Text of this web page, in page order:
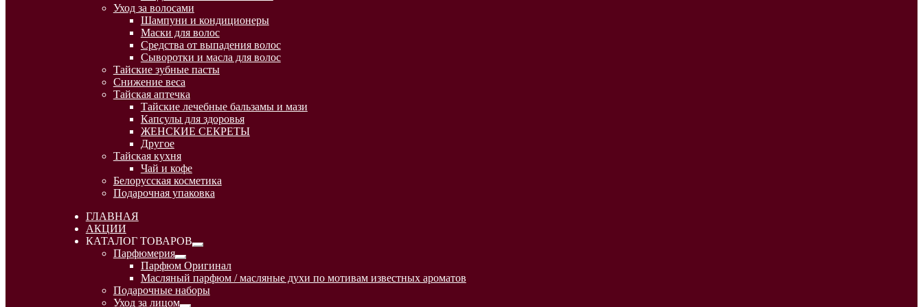
Уход за волосами
Шампуни и кондиционеры
Маски для волос
Средства от выпадения волос
Сыворотки и масла для волос
Тайские зубные пасты
Снижение веса
Тайская аптечка
Тайские лечебные бальзамы и мази
Капсулы для здоровья
ЖЕНСКИЕ СЕКРЕТЫ
Другое
Тайская кухня
Чай и кофе
Белорусская косметика
Подарочная упаковка
ГЛАВНАЯ
АКЦИИ
КАТАЛОГ ТОВАРОВ
Развернутое
меню
Парфюмерия
Развернутое
вложенное
меню
Парфюм Оригинал
Масляный парфюм / масляные духи по мотивам известных ароматов
Подарочные наборы
Уход за лицом